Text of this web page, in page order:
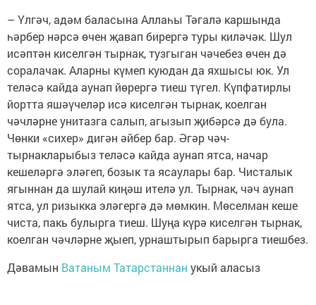
– Үлгәч, адәм баласына Аллаһы Тәгалә каршында
һәрбер нәрсә өчен җавап бирергә туры киләчәк. Шул
исәптән киселгән тырнак, тузгыган чәчебез өчен дә
соралачак. Аларны күмеп куюдан да яхшысы юк. Ул
теләсә кайда аунап йөрергә тиеш түгел. Күпфатирлы
йортта яшәүчеләр исә киселгән тырнак, коелган
чәчләрне унитазга салып, агызып җибәрсә дә була.
Чөнки «сихер» дигән әйбер бар. Әгәр чәч-
тырнакларыбыз теләсә кайда аунап ятса, начар
кешеләргә эләгеп, бозык та ясаулары бар. Чисталык
ягыннан да шулай киңәш ителә ул. Тырнак, чәч аунап
ятса, ул ризыкка эләгергә дә мөмкин. Мөселман кеше
чиста, пакь булырга тиеш. Шуңа күрә киселгән тырнак,
коелган чәчләрне җыеп, урнаштырып барырга тиешбез.
Дәвамын Ватаным Татарстаннан укый аласыз